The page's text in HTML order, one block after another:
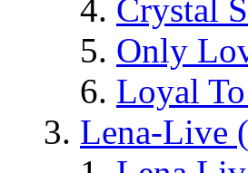
Crystal
Only
Loyal
Lena-Live